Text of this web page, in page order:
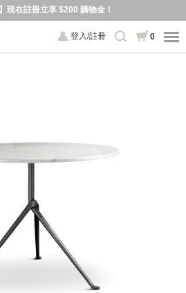
現在註冊立享 $200 購物金！
登入/註冊 0